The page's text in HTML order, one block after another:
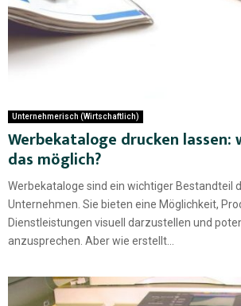
Unternehmerisch (Wirtschaftlich)
Werbekataloge drucken lassen:
das möglich?
Werbekataloge sind ein wichtiger Bestandteil
Unternehmen. Sie bieten eine Möglichkeit,
Dienstleistungen visuell darzustellen und
anzusprechen. Aber wie erstellt...